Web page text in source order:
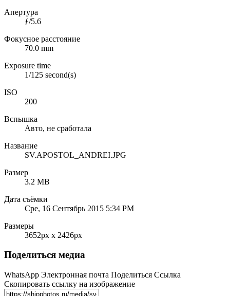
Апертура
ƒ/5.6
Фокусное расстояние
70.0 mm
Exposure time
1/125 second(s)
ISO
200
Вспышка
Авто, не сработала
Название
SV.APOSTOL_ANDREI.JPG
Размер
3.2 MB
Дата съёмки
Сре, 16 Сентябрь 2015 5:34 PM
Размеры
3652px x 2426px
Поделиться медиа
WhatsApp Электронная почта Поделиться Ссылка
Скопировать ссылку на изображение